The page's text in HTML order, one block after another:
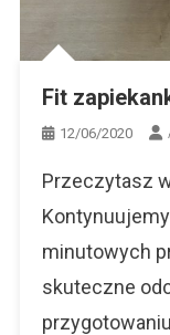
Fit
12/06/2020
Przeczytasz
minutowych
skuteczne